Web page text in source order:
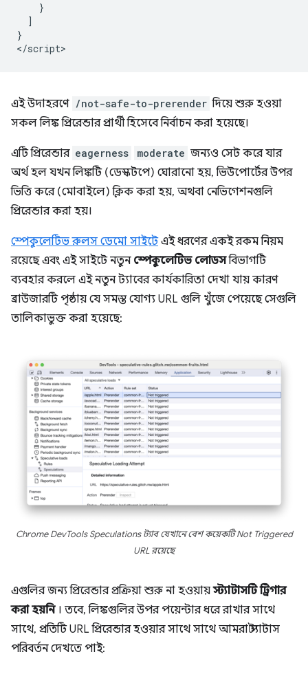
    }
  ]
}
এই উদাহরণে /not-safe-to-prerender দিয়ে শুরু হওয়া
সকল লিঙ্ক প্রিরেন্ডার প্রার্থী হিসেবে নির্বাচন করা হয়েছে।
এটি প্রিরেন্ডার eagerness moderate জন্যও সেট করে যার
অর্থ হল যখন লিঙ্কটি (ডেস্কটপে) ঘোরানো হয়, ভিউপোর্টের উপর
ভিত্তি করে (মোবাইলে) ক্লিক করা হয়, অথবা নেভিগেশনগুলি
প্রিরেন্ডার করা হয়।
স্পেকুলেটিভ রুলস ডেমো সাইটেএই ধরণের একই রকম নিয়ম
রয়েছে এবং এই সাইটে নতুন স্পেকুলেটিভ লোডসবিভাগটি
ব্যবহার করলে এই নতুন ট্যাবের কার্যকারিতা দেখা যায় কারণ
ব্রাউজারটি পৃষ্ঠায় যে সমস্ত যোগ্য URL গুলি খুঁজে পেয়েছে সেগুলি
তালিকাভুক্ত করা হয়েছে:
Chrome DevTools Speculations ট্যাব যেখানে বেশ কয়েকটি Not Triggered
URL রয়েছে
এগুলির জন্য প্রিরেন্ডার প্রক্রিয়া শুরু না হওয়ায়স্ট্যাটাসটি ট্রিগার
করা হয়নি। তবে, লিঙ্কগুলির উপর পয়েন্টার ধরে রাখার সাথে
সাথে, প্রতিটি URL প্রিরেন্ডার হওয়ার সাথে সাথে আমরা স্ট্যাটাস
পরিবর্তন দেখতে পাই: